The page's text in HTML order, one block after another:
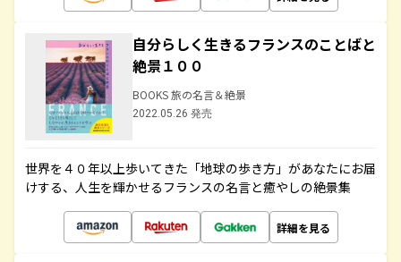
自分らしく生きるフランスのことばと
絶景１００
BOOKS 旅の名言＆絶景
2022.05.26 発売
世界を４０年以上歩いてきた「地球の歩き方」があなたにお届
けする、人生を輝かせるフランスの名言と癒やしの絶景集
詳細を見る